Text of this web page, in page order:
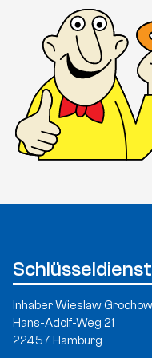
Inhaber Wieslaw
Hans-Adolf-Weg 21
22457 Hamburg